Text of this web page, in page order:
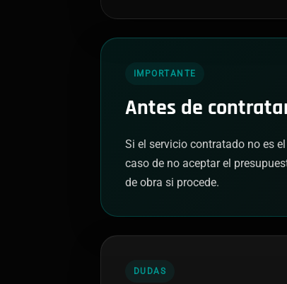
IMPORTANTE
Antes de
Si el servicio contratado no es
caso de no aceptar el
de obra si procede.
DUDAS